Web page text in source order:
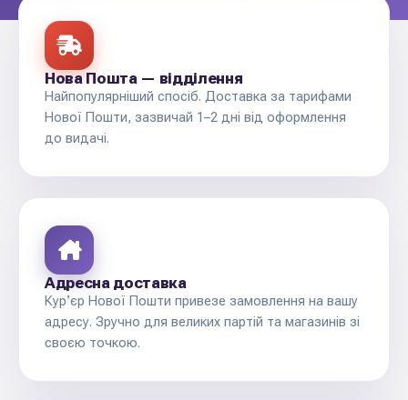
Нова Пошта — відділення
Найпопулярніший спосіб. Доставка за тарифами
Нової Пошти, зазвичай 1–2 дні від оформлення
до видачі.
Адресна доставка
Курʼєр Нової Пошти привезе замовлення на вашу
адресу. Зручно для великих партій та магазинів зі
своєю точкою.